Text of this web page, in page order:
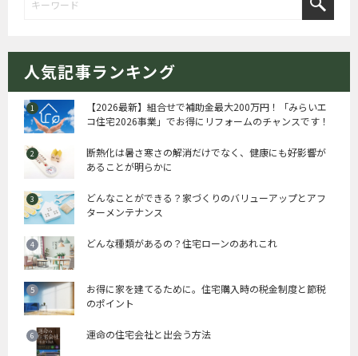
人気記事ランキング
【2026最新】組合せで補助金最大200万円！「みらいエ
コ住宅2026事業」でお得にリフォームのチャンスです！
断熱化は暑さ寒さの解消だけでなく、健康にも好影響が
あることが明らかに
どんなことができる？家づくりのバリューアップとアフ
ターメンテナンス
どんな種類があるの？住宅ローンのあれこれ
お得に家を建てるために。住宅購入時の税金制度と節税
のポイント
運命の住宅会社と出会う方法